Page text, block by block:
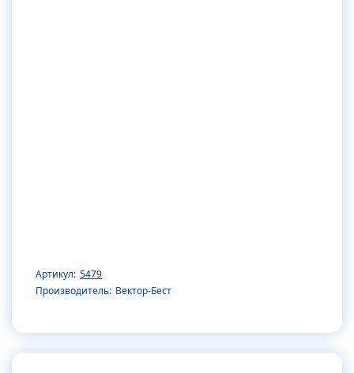
Артикул: 5479
Производитель: Вектор-Бест